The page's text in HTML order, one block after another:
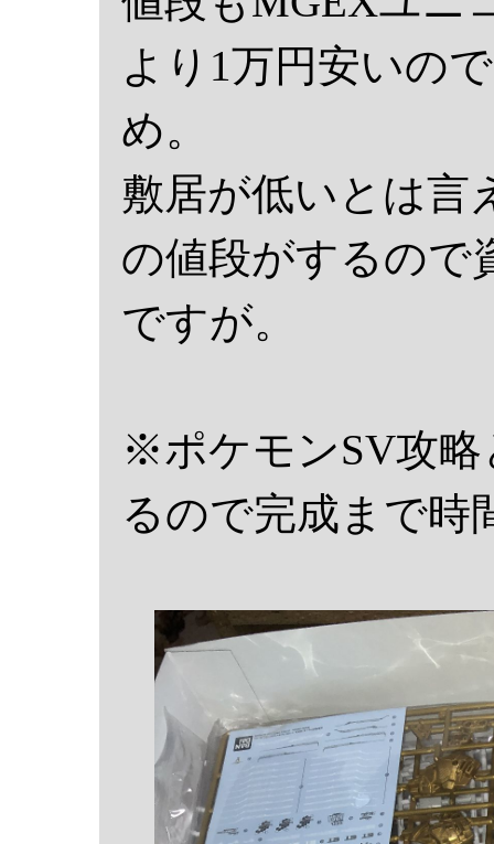
より1万円安いの
め。
敷居が低いとは言
の値段がするので
ですが。
※ポケモンSV攻略
るので完成まで時